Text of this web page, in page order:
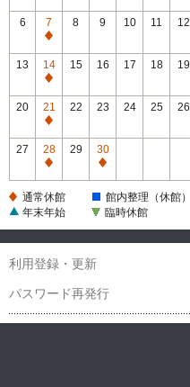
6
7
通
常
休
館
8 9 10 11 12
13
14
通
常
休
館
15 16 17 18 19
20
21
通
常
休
館
22 23 24 25 26
27
28
通
休
29
30
通
休
通常休館
館内整理（休館）
年末年始
臨時休館
利用登録・更新
パスワード再発行